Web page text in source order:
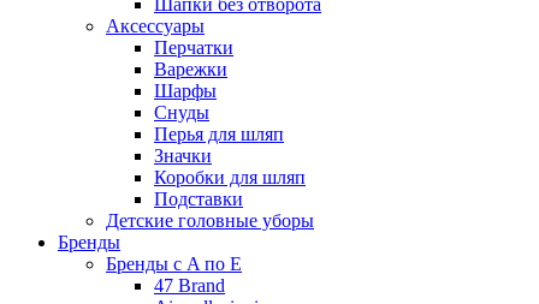
Шапки без отворота
Аксессуары
Перчатки
Варежки
Шарфы
Снуды
Перья для шляп
Значки
Коробки для шляп
Подставки
Детские головные уборы
Бренды
Бренды с A по E
47 Brand